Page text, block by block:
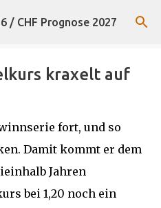
/ CHF Prognose 2027
kraxelt auf
fort, und so
Damit kommt er dem
Jahren
bei 1,20 noch ein